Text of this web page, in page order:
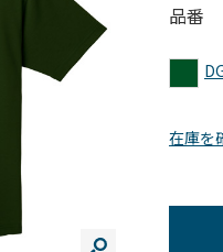
品番
在庫を